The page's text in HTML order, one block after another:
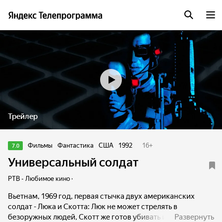
Трейлер
7.0 Фильмы Фантастика США 1992 16+
Универсальный солдат
РТВ - Любимое кино ·
Вьетнам, 1969 год, первая стычка двух американских
солдат - Люка и Скотта: Люк не может стрелять в
безоружных людей, Скотт же готов убивать и убивать с
Развернуть